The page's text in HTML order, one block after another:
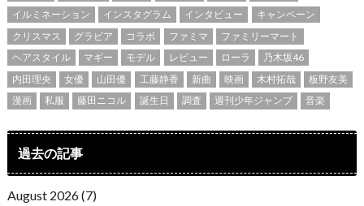
イルミネーション
インスタグラム インタビュー
キャンペーン
クリスマス
グラビア コラボ ファミマ
ファミリーマート
ヘアスタイル
マギー モデル レビュー ローラ
乃木坂46
内田理央
女優 山田優 工藤静香 新曲 映画 木村拓哉
板野友美
漫画
私服 藤田ニコル 誕生日 調査 週刊少年ジャンプ 音楽
過去の記事
August 2026 (7)